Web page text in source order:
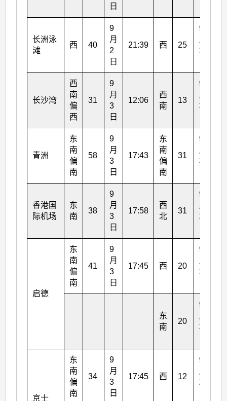
日
长洲泳
滩
西 40
9
月
2
日
21:39 西 25
9
2
长沙湾
西
南
偏
西
31
9
月
3
日
12:06
西
南
13
9
3
青洲
东
南
偏
南
58
9
月
3
日
17:43
东
南
偏
南
31
9
3
香港国
际机场
东
南
38
9
月
3
日
17:58
西
北
31
9
2
启德
东
南
偏
南
41
9
月
3
日
17:45 西 20
9
2
东
南
20
9
3
京士
东
南
偏
南
34
9
月
3
日
17:45 西 12
9
2